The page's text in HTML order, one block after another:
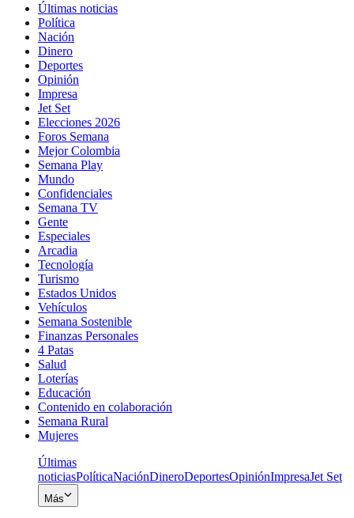
Últimas noticias
Política
Nación
Dinero
Deportes
Opinión
Impresa
Jet Set
Elecciones 2026
Foros Semana
Mejor Colombia
Semana Play
Mundo
Confidenciales
Semana TV
Gente
Especiales
Arcadia
Tecnología
Turismo
Estados Unidos
Vehículos
Semana Sostenible
Finanzas Personales
4 Patas
Salud
Loterías
Educación
Contenido en colaboración
Semana Rural
Mujeres
Últimas
noticiasPolíticaNaciónDineroDeportesOpiniónImpresaJet Set
Más